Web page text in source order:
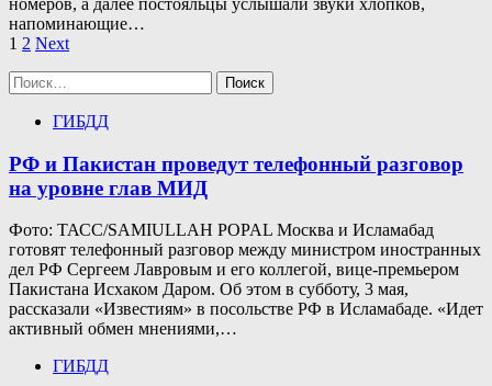
напоминающие…
Пагинация
записей
1 2 Next
Найти:
ГИБДД
РФ и Пакистан проведут телефонный разговор
на уровне глав МИД
Фото: ТАСС/SAMIULLAH POPAL Москва и Исламабад
готовят телефонный разговор между министром иностранных
дел РФ Сергеем Лавровым и его коллегой, вице-премьером
Пакистана Исхаком Даром. Об этом в субботу, 3 мая,
рассказали «Известиям» в посольстве РФ в Исламабаде. «Идет
активный обмен мнениями,…
ГИБДД